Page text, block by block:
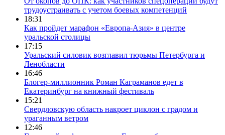
трудоустраивать с учетом боевых компетенций
18:31
Как пройдет марафон «Европа-Азия» в центре
уральской столицы
17:15
Уральский силовик возглавил тюрьмы Петербурга и
Ленобласти
16:46
Блогер-миллионник Роман Каграманов едет в
Екатеринбург на книжный фестиваль
15:21
Свердловскую область накроет циклон с градом и
ураганным ветром
12:46